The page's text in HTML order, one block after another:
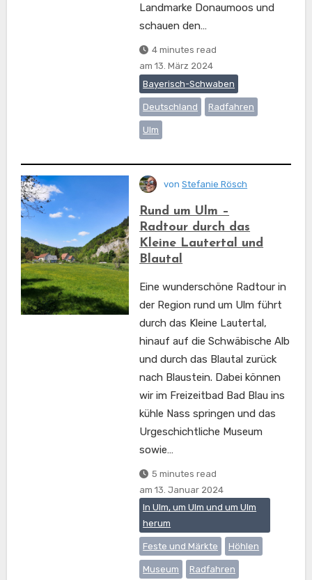
Landmarke Donaumoos und
schauen den…
4 minutes read
am13. März 2024
Bayerisch-Schwaben
Deutschland Radfahren
Ulm
Rund um Ulm –
Radtour durch das
Kleine Lautertal und
Blautal
vonStefanie Rösch
Eine wunderschöne Radtour in
der Region rund um Ulm führt
durch das Kleine Lautertal,
hinauf auf die Schwäbische Alb
und durch das Blautal zurück
nach Blaustein. Dabei können
wir im Freizeitbad Bad Blau ins
kühle Nass springen und das
Urgeschichtliche Museum
sowie…
5 minutes read
am13. Januar 2024
In Ulm, um Ulm und um Ulm
herum
Feste und Märkte Höhlen
Museum Radfahren